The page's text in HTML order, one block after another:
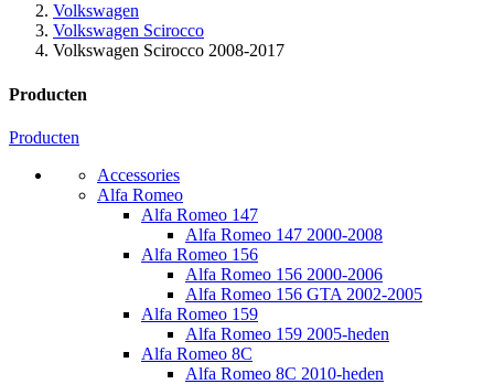
Volkswagen
Volkswagen Scirocco
Volkswagen Scirocco 2008-2017
Producten
Producten
Accessories
Alfa Romeo
Alfa Romeo 147
Alfa Romeo 147 2000-2008
Alfa Romeo 156
Alfa Romeo 156 2000-2006
Alfa Romeo 156 GTA 2002-2005
Alfa Romeo 159
Alfa Romeo 159 2005-heden
Alfa Romeo 8C
Alfa Romeo 8C 2010-heden